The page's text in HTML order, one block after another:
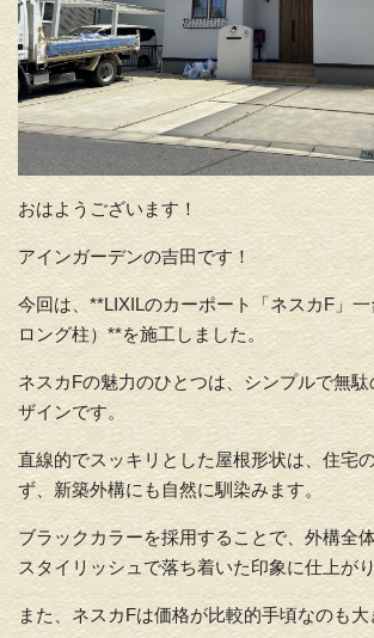
おはようございます！
アインガーデンの吉田です！
今回は、**LIXILのカーポート「ネスカF」一
ロング柱）**を施工しました。
ネスカFの魅力のひとつは、 シンプルで無
ザインです。
直線的でスッキリとした屋根形状は、住宅
ず、 新築外構にも自然に馴染みます。
ブラックカラーを採用することで、外構全
スタイリッシュで落ち着いた印象に仕上が
また、ネスカFは価格が比較的手頃なのも大